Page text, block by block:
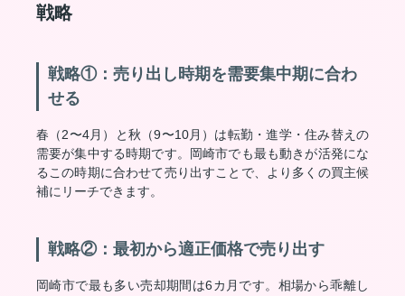
戦略
戦略①：売り出し時期を需要集中期に合わ
せる
春（2〜4月）と秋（9〜10月）は転勤・進学・住み替えの
需要が集中する時期です。岡崎市でも最も動きが活発にな
るこの時期に合わせて売り出すことで、より多くの買主候
補にリーチできます。
戦略②：最初から適正価格で売り出す
岡崎市で最も多い売却期間は6カ月です。相場から乖離し